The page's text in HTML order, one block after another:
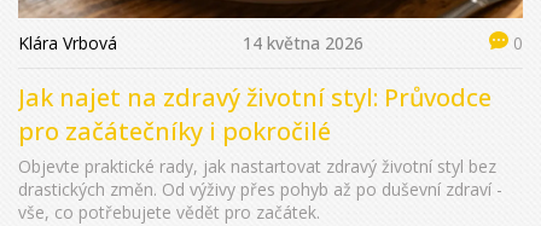
Klára Vrbová 14 května 2026 0
Jak najet na zdravý životní styl: Průvodce
pro začátečníky i pokročilé
Objevte praktické rady, jak nastartovat zdravý životní styl bez
drastických změn. Od výživy přes pohyb až po duševní zdraví -
vše, co potřebujete vědět pro začátek.